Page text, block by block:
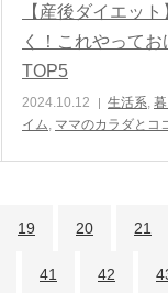
【産後ダイエッ
く！これやって
TOP5
2024.10.12 生活系,
イム, ママのカラダとコ
19 20 21
41 42